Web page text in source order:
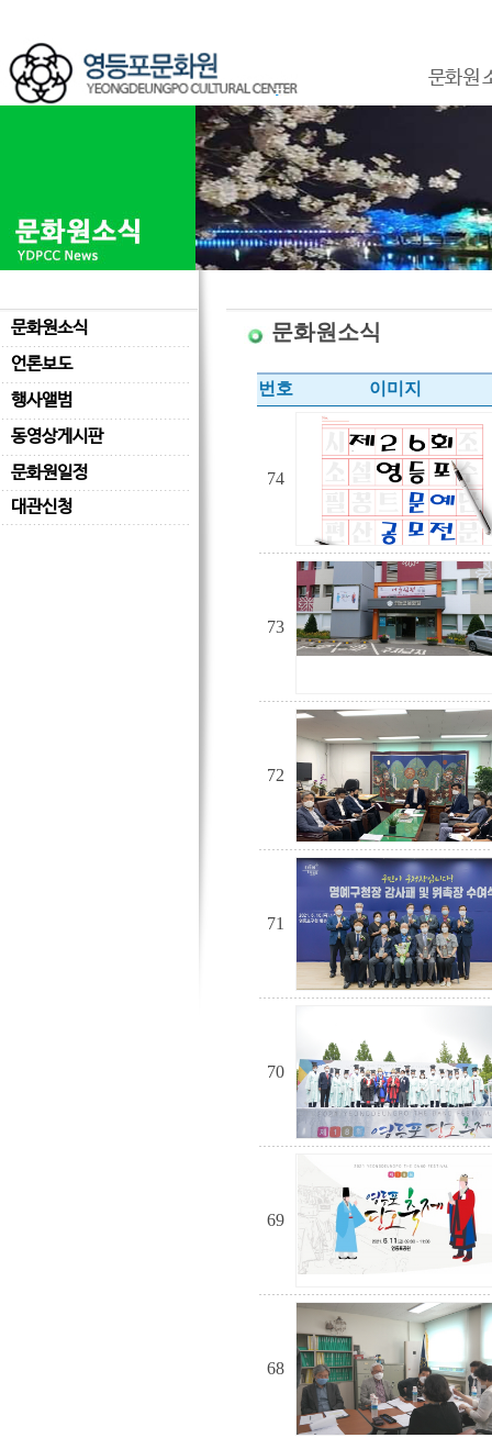
문화원
문화원소식
언론보도
행사앨범
동영상게시판
문화원일정
대관신청
문화원소식
번호 이미지
74
73
72
71
70
69
68